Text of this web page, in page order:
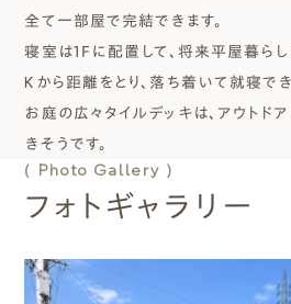
全て一部屋で完結できます。
寝室は1Fに配置して、将来平屋暮らし
Ｋから距離をとり、落ち着いて就寝で
お庭の広々タイルデッキは、アウトド
きそうです。
( Photo Gallery )
フォトギャラリー